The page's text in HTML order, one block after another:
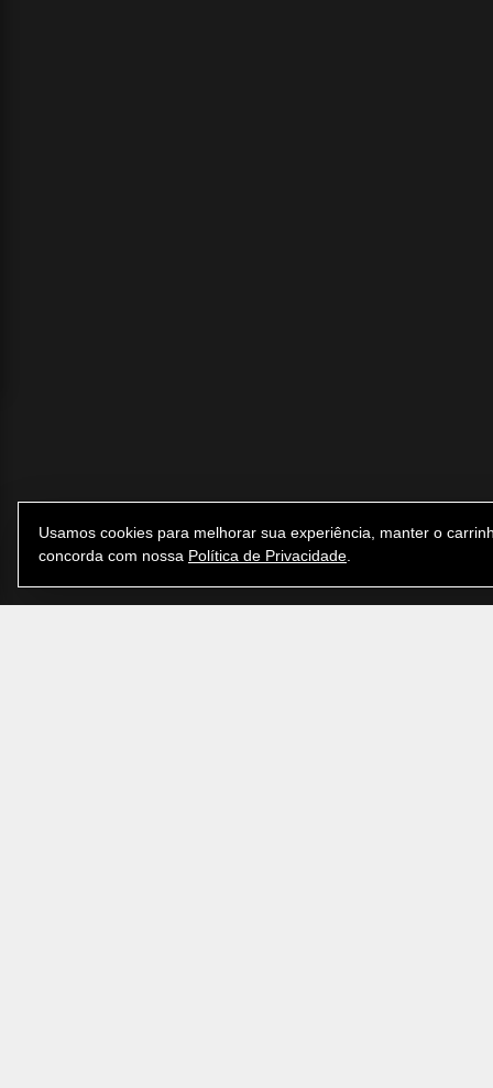
Usamos cookies para melhorar sua experiência, manter o
concorda com nossa Política de Privacidade